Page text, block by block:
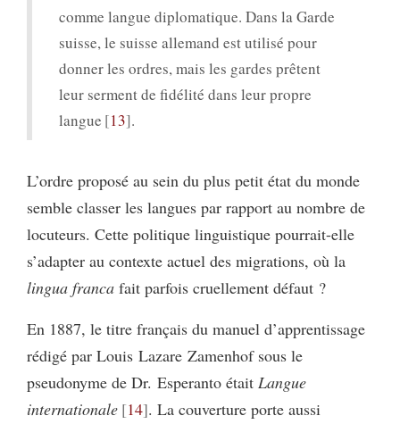
comme langue diplomatique. Dans la Garde
suisse, le suisse allemand est utilisé pour
donner les ordres, mais les gardes prêtent
leur serment de fidélité dans leur propre
langue 13 .
L’ordre proposé au sein du plus petit état du monde
semble classer les langues par rapport au nombre de
locuteurs. Cette politique linguistique pourrait-elle
s’adapter au contexte actuel des migrations, où la
lingua franca fait parfois cruellement défaut ?
En 1887, le titre français du manuel d’apprentissage
rédigé par Louis Lazare Zamenhof sous le
pseudonyme de Dr. Esperanto était Langue
internationale 14 . La couverture porte aussi